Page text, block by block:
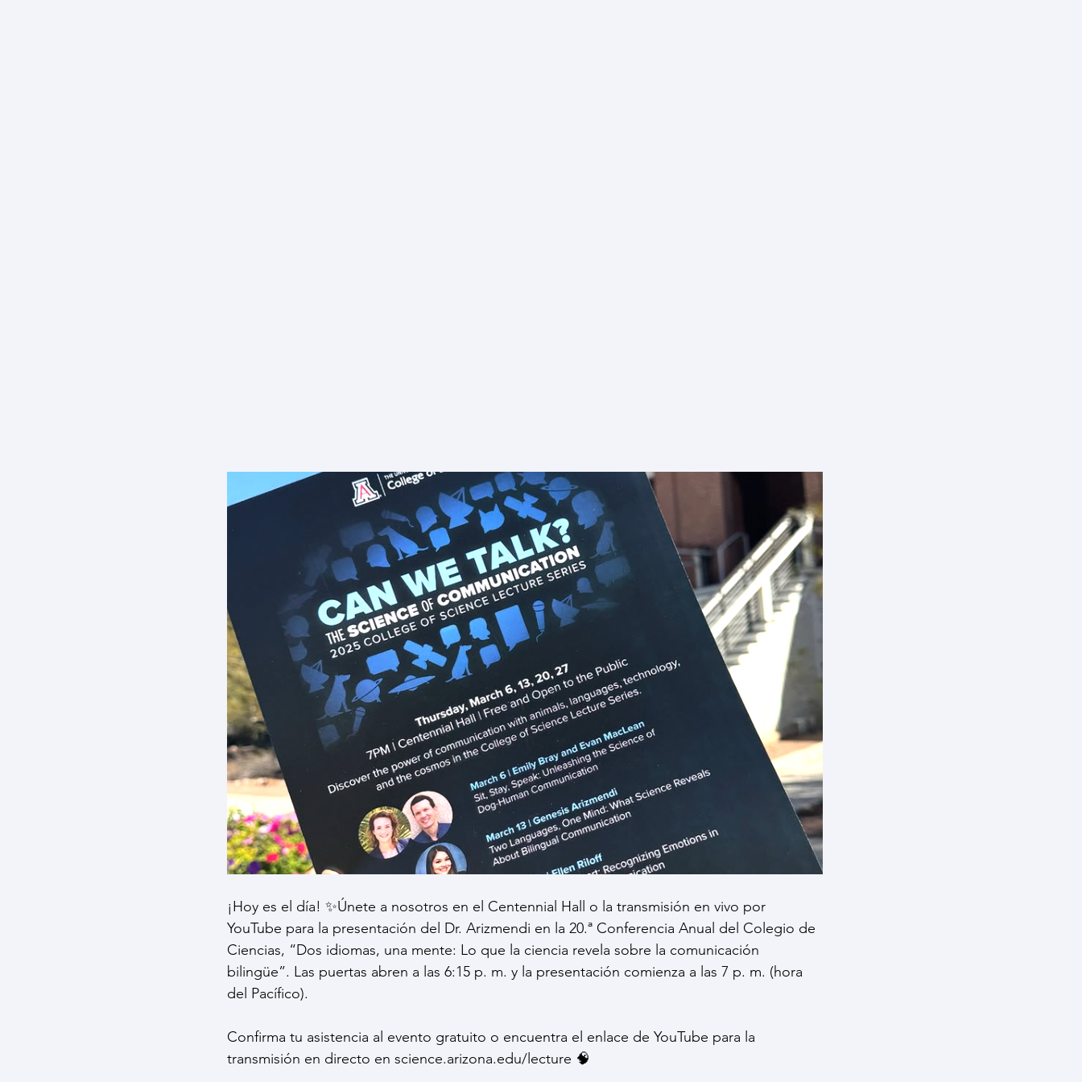
¡Hoy es el día! ✨Únete a nosotros en el Centennial Hall o la transmisión en vivo por
YouTube para la presentación del Dr. Arizmendi en la 20.ª Conferencia Anual del Colegio de
Ciencias, “Dos idiomas, una mente: Lo que la ciencia revela sobre la comunicación
bilingüe”. Las puertas abren a las 6:15 p. m. y la presentación comienza a las 7 p. m. (hora
del Pacífico).
Confirma tu asistencia al evento gratuito o encuentra el enlace de YouTube para la
transmisión en directo en science.arizona.edu/lecture 🧠